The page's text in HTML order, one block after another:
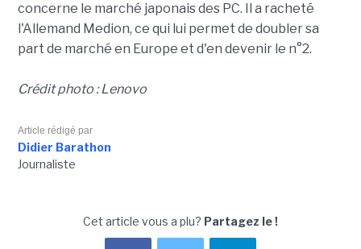
concerne le marché japonais des PC. Il a racheté
l'Allemand Medion, ce qui lui permet de doubler sa
part de marché en Europe et d'en devenir le n°2.
Crédit photo : Lenovo
Article rédigé par
Didier Barathon
Journaliste
Cet article vous a plu? Partagez le !